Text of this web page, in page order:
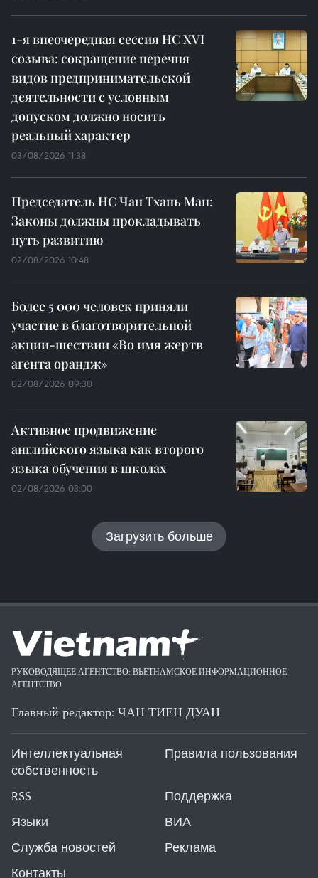
1-я внеочередная сессия НС XVI
созыва: сокращение перечня
видов предпринимательской
деятельности с условным
допуском должно носить
реальный характер
03/08/2026 11:38
Председатель НС Чан Тхань Ман:
Законы должны прокладывать
путь развитию
02/08/2026 10:48
Более 5 000 человек приняли
участие в благотворительной
акции-шествии «Во имя жертв
агента орандж»
02/08/2026 09:30
Активное продвижение
английского языка как второго
языка обучения в школах
02/08/2026 03:00
Загрузить больше
РУКОВОДЯЩЕЕ АГЕНТСТВО: ВЬЕТНАМСКОЕ ИНФОРМАЦИОННОЕ
АГЕНТСТВО
Главный редактор: ЧАН ТИЕН ДУАН
Интеллектуальная
собственность
Правила пользования
RSS
Поддержка
Языки
ВИА
Служба новостей
Реклама
Контакты